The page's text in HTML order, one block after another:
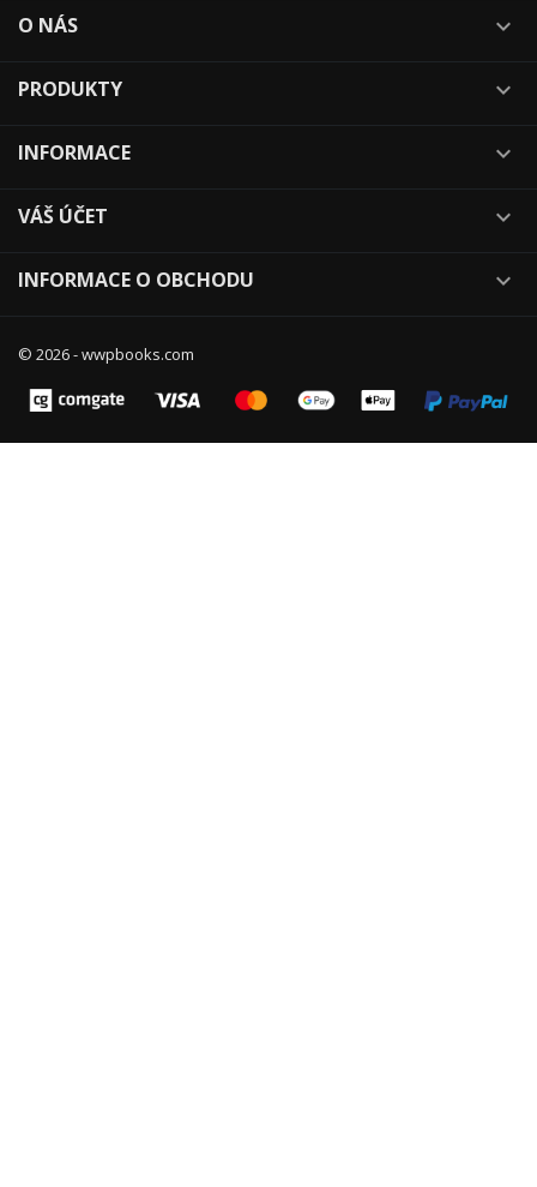
O NÁS 
PRODUKTY 
INFORMACE 
VÁŠ ÚČET 
INFORMACE O OBCHODU 
© 2026 - wwpbooks.com